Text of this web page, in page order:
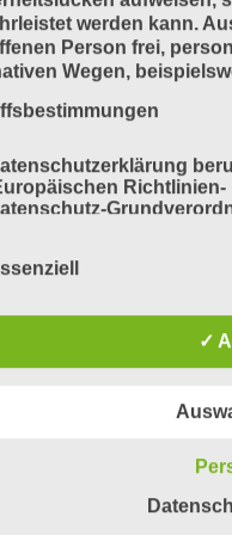
werden kann.
Person frei,
Wegen,
sein. Um dies zu
in dieser
Personenbezogene
✓